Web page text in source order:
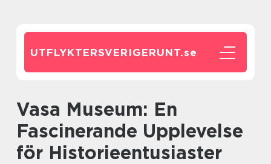
UTFLYKTERSVERIGERUNT.se
Vasa Museum: En
Fascinerande Upplevelse
för Historieentusiaster